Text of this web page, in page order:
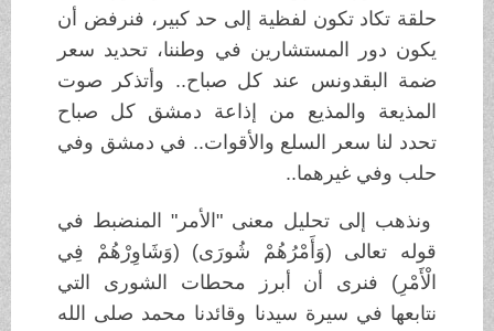
حلقة تكاد تكون لفظية إلى حد كبير، فنرفض أن
يكون دور المستشارين في وطننا، تحديد سعر
ضمة البقدونس عند كل صباح.. وأتذكر صوت
المذيعة والمذيع من إذاعة دمشق كل صباح
تحدد لنا سعر السلع والأقوات.. في دمشق وفي
حلب وفي غيرهما..
ونذهب إلى تحليل معنى "الأمر" المنضبط في
قوله تعالى (وَأَمْرُهُمْ شُورَى) (وَشَاوِرْهُمْ فِي
الْأَمْرِ) فنرى أن أبرز محطات الشورى التي
نتابعها في سيرة سيدنا وقائدنا محمد صلى الله